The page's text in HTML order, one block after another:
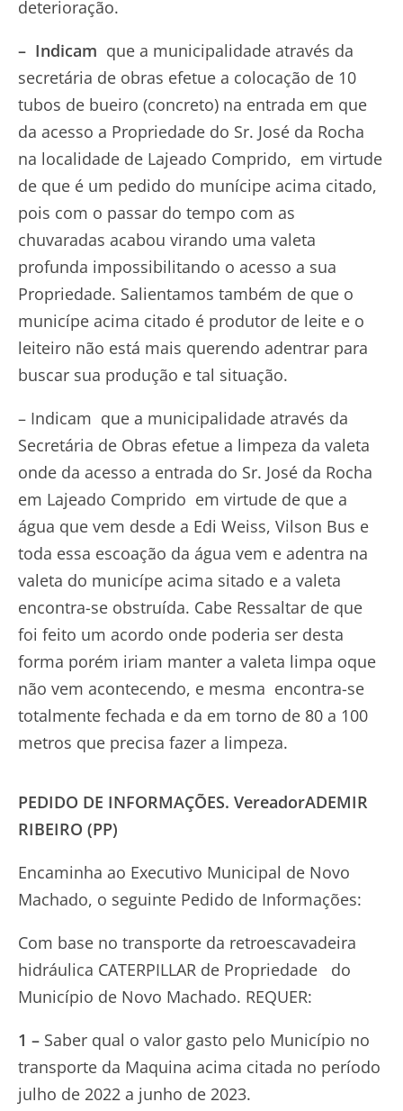
deterioração.
– Indicam que a municipalidade através da
secretária de obras efetue a colocação de 10
tubos de bueiro (concreto) na entrada em que
da acesso a Propriedade do Sr. José da Rocha
na localidade de Lajeado Comprido, em virtude
de que é um pedido do munícipe acima citado,
pois com o passar do tempo com as
chuvaradas acabou virando uma valeta
profunda impossibilitando o acesso a sua
Propriedade. Salientamos também de que o
municípe acima citado é produtor de leite e o
leiteiro não está mais querendo adentrar para
buscar sua produção e tal situação.
– Indicam que a municipalidade através da
Secretária de Obras efetue a limpeza da valeta
onde da acesso a entrada do Sr. José da Rocha
em Lajeado Comprido em virtude de que a
água que vem desde a Edi Weiss, Vilson Bus e
toda essa escoação da água vem e adentra na
valeta do municípe acima sitado e a valeta
encontra-se obstruída. Cabe Ressaltar de que
foi feito um acordo onde poderia ser desta
forma porém iriam manter a valeta limpa oque
não vem acontecendo, e mesma encontra-se
totalmente fechada e da em torno de 80 a 100
metros que precisa fazer a limpeza.
PEDIDO DE INFORMAÇÕES. VereadorADEMIR
RIBEIRO (PP)
Encaminha ao Executivo Municipal de Novo
Machado, o seguinte Pedido de Informações:
Com base no transporte da retroescavadeira
hidráulica CATERPILLAR de Propriedade do
Município de Novo Machado. REQUER:
1 – Saber qual o valor gasto pelo Município no
transporte da Maquina acima citada no período
julho de 2022 a junho de 2023.